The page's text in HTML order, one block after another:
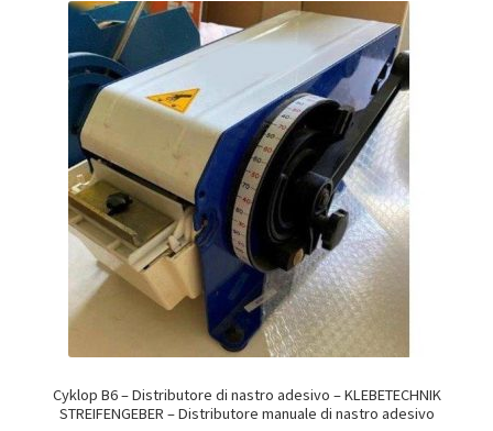
Cyklop B6 – Distributore di nastro adesivo – KLEBETECHNIK
STREIFENGEBER – Distributore manuale di nastro adesivo